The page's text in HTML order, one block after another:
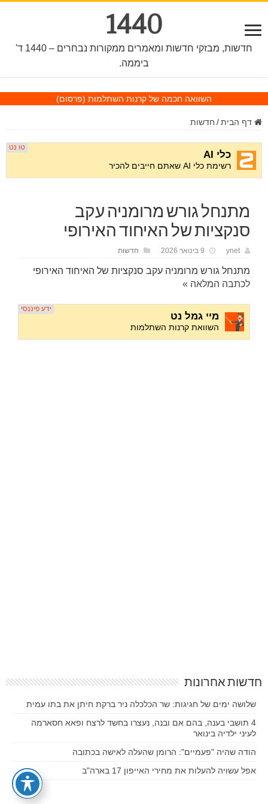
1440
חדשות, מבזקי חדשות ומאמרים ממקורות נבחרים – 1440 ד'
ביממה.
השוואה חכמה של קרנות השתלמות (פרסום)
דף הבית / חדשות
מתנחל גורש מרומניה עקב
סנקציות של האיחוד האירופי
ynet 9 בינואר 2026 חדשות
מתנחל גורש מרומניה עקב סנקציות של האיחוד האירופי
לכתבה המלאה »
חדשות אחרונות
שלושה ימים של חגיגות: שר הכלכלה ניר ברקת חיתן את בתו עמית
4 תושבי בענה, בהם אם ובנה, נעצרו בחשד לרצח ופאא חסארמה
לעיני ילדיה בינואר
הודה שהיה "פעמיים": הרומן שהעלה לאישה בכתובה
אפל עשויה להעלות את מחירי האייפון 17 בארה"ב